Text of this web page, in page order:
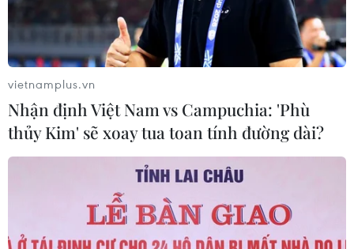
Indonesia sẽ tiêm chủng COVID-19 vào
ban đêm trong tháng Ramadan
18/02/2021 11:07
vietnamplus.vn
Nhận định Việt Nam vs Campuchia: 'Phù
thủy Kim' sẽ xoay tua toan tính đường dài?